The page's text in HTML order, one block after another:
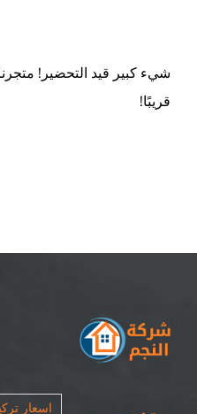
شيء كبير قيد التحضير!
قريبًا!
اسعار